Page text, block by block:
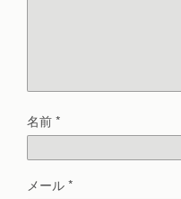
名前*
メール*